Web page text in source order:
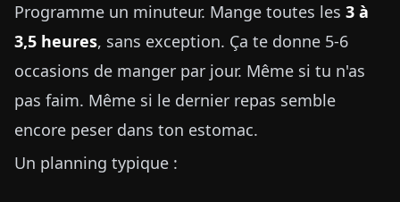
Programme un minuteur. Mange toutes les 3 à
3,5 heures, sans exception. Ça te donne 5-6
occasions de manger par jour. Même si tu n'as
pas faim. Même si le dernier repas semble
encore peser dans ton estomac.
Un planning typique :